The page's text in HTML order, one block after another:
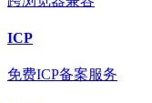
ICP
免费ICP备案服务